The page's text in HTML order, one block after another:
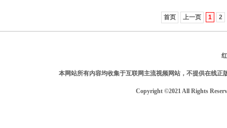
首页 上一页 1 2
本网站所有内容均收集于互联网主流视频网站，不提供在线
Copyright ©2021 All Rights